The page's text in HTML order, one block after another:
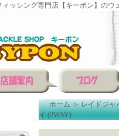
ッシング専門店【キーポン】のウ
ホーム＞レイドジャ
イ (2WAY)